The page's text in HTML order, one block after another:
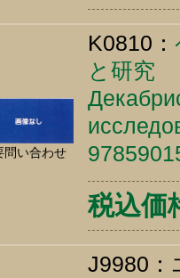
問い合わせ
K0810：
と研究
税込価
J9980